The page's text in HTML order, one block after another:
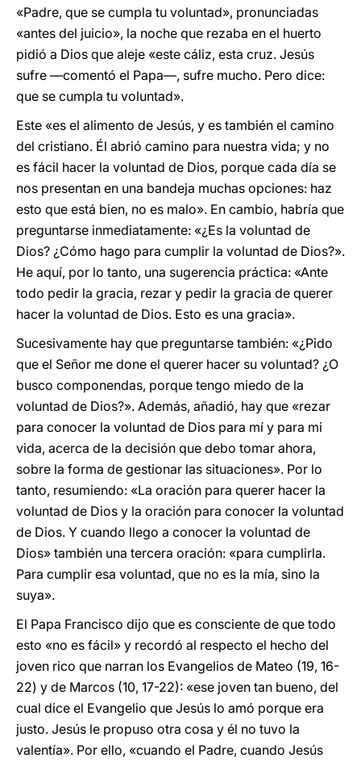
«Padre, que se cumpla tu voluntad», pronunciadas
«antes del juicio», la noche que rezaba en el huerto
pidió a Dios que aleje «este cáliz, esta cruz. Jesús
sufre —comentó el Papa—, sufre mucho. Pero dice:
que se cumpla tu voluntad».
Este «es el alimento de Jesús, y es también el camino
del cristiano. Él abrió camino para nuestra vida; y no
es fácil hacer la voluntad de Dios, porque cada día se
nos presentan en una bandeja muchas opciones: haz
esto que está bien, no es malo». En cambio, habría que
preguntarse inmediatamente: «¿Es la voluntad de
Dios? ¿Cómo hago para cumplir la voluntad de Dios?».
He aquí, por lo tanto, una sugerencia práctica: «Ante
todo pedir la gracia, rezar y pedir la gracia de querer
hacer la voluntad de Dios. Esto es una gracia».
Sucesivamente hay que preguntarse también: «¿Pido
que el Señor me done el querer hacer su voluntad? ¿O
busco componendas, porque tengo miedo de la
voluntad de Dios?». Además, añadió, hay que «rezar
para conocer la voluntad de Dios para mí y para mi
vida, acerca de la decisión que debo tomar ahora,
sobre la forma de gestionar las situaciones». Por lo
tanto, resumiendo: «La oración para querer hacer la
voluntad de Dios y la oración para conocer la voluntad
de Dios. Y cuando llego a conocer la voluntad de
Dios» también una tercera oración: «para cumplirla.
Para cumplir esa voluntad, que no es la mía, sino la
suya».
El Papa Francisco dijo que es consciente de que todo
esto «no es fácil» y recordó al respecto el hecho del
joven rico que narran los Evangelios de Mateo (19, 16-
22) y de Marcos (10, 17-22): «ese joven tan bueno, del
cual dice el Evangelio que Jesús lo amó porque era
justo. Jesús le propuso otra cosa y él no tuvo la
valentía». Por ello, «cuando el Padre, cuando Jesús